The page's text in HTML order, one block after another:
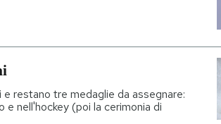
restano tre medaglie da assegnare:
nell'hockey (poi la cerimonia di